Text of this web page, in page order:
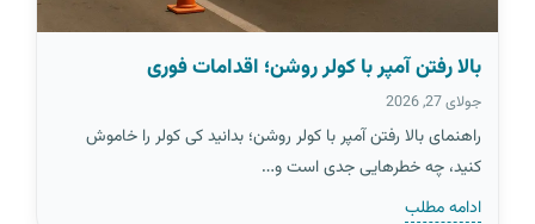
بالا رفتن آمپر با کولر روشن؛ اقدامات فوری
جولای 27, 2026
راهنمای بالا رفتن آمپر با کولر روشن؛ بدانید کی کولر را خاموش
کنید، چه خطرهایی جدی است و…
ادامه مطلب